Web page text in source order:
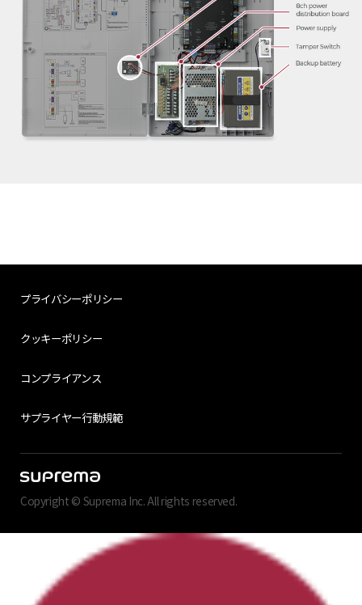
プライバシーポリシー
クッキーポリシー
コンプライアンス
サプライヤー行動規範
Copyright © Suprema Inc. All rights reserved.